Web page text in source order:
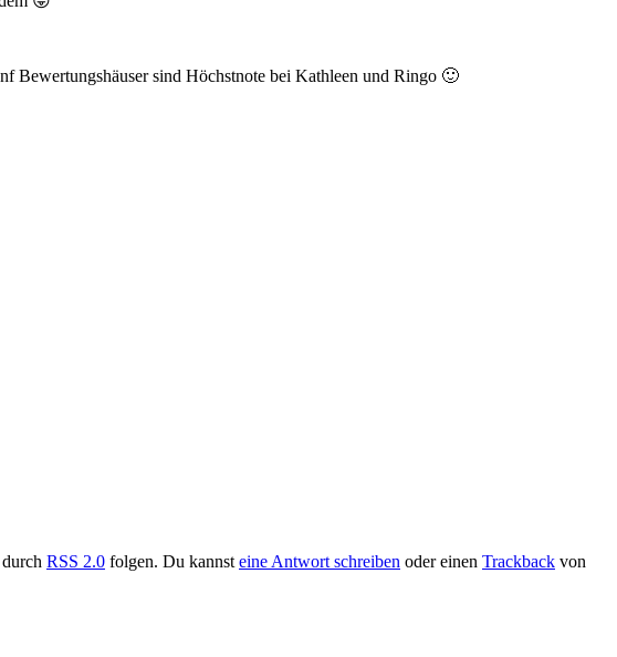
Bewertungshäuser sind Höchstnote bei Kathleen und Ringo 🙂
RSS 2.0 folgen. Du kannst eine Antwort schreiben oder einen Trackback von